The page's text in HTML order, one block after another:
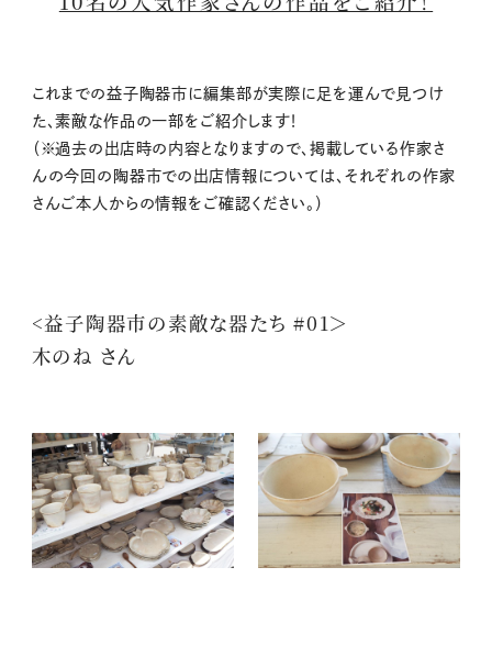
これまでの益子陶器市に編集部が実際に足を運んで見つけ
た、素敵な作品の一部をご紹介します！
（※過去の出店時の内容となりますので、掲載している作家さ
んの今回の陶器市での出店情報については、それぞれの作家
さんご本人からの情報をご確認ください。）
<益子陶器市の素敵な器たち #01＞
木のね さん